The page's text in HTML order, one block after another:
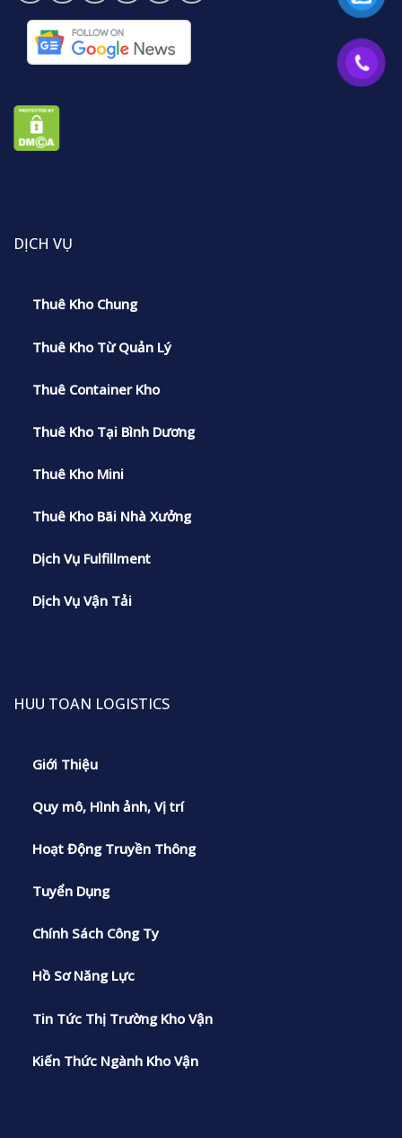
DỊCH VỤ
Thuê Kho Chung
Thuê Kho Từ Quản Lý
Thuê Container Kho
Thuê Kho Tại Bình Dương
Thuê Kho Mini
Thuê Kho Bãi Nhà Xưởng
Dịch Vụ Fulfillment
Dịch Vụ Vận Tải
HUU TOAN LOGISTICS
Giới Thiệu
Quy mô, Hình ảnh, Vị trí
Hoạt Động Truyền Thông
Tuyển Dụng
Chính Sách Công Ty
Hồ Sơ Năng Lực
Tin Tức Thị Trường Kho Vận
Kiến Thức Ngành Kho Vận